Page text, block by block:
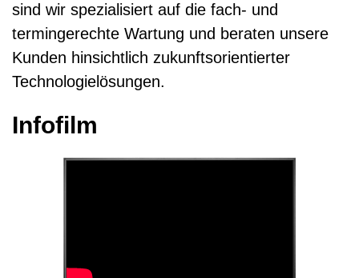
sind wir spezialisiert auf die fach- und
termingerechte Wartung und beraten unsere
Kunden hinsichtlich zukunftsorientierter
Technologielösungen.
Infofilm